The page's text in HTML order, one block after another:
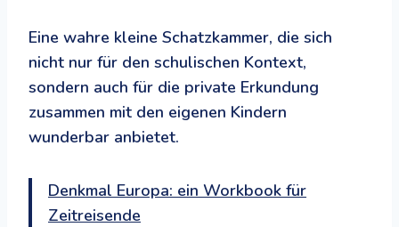
Eine wahre kleine Schatzkammer, die sich
nicht nur für den schulischen Kontext,
sondern auch für die private Erkundung
zusammen mit den eigenen Kindern
wunderbar anbietet.
Denkmal Europa: ein Workbook für
Zeitreisende